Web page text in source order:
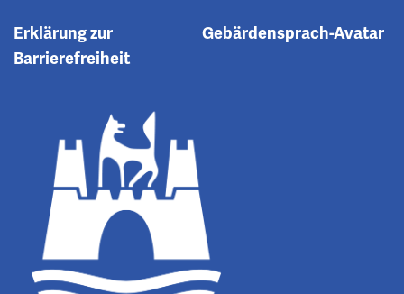
Erklärung zur
Barrierefreiheit
Gebärdensprach-Avatar